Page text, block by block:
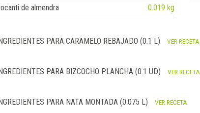
de almendra
0.019 kg
PARA CARAMELO REBAJADO (0.1 L) VER RECETA
PARA BIZCOCHO PLANCHA (0.1 UD) VER RECETA
PARA NATA MONTADA (0.075 L) VER RECETA